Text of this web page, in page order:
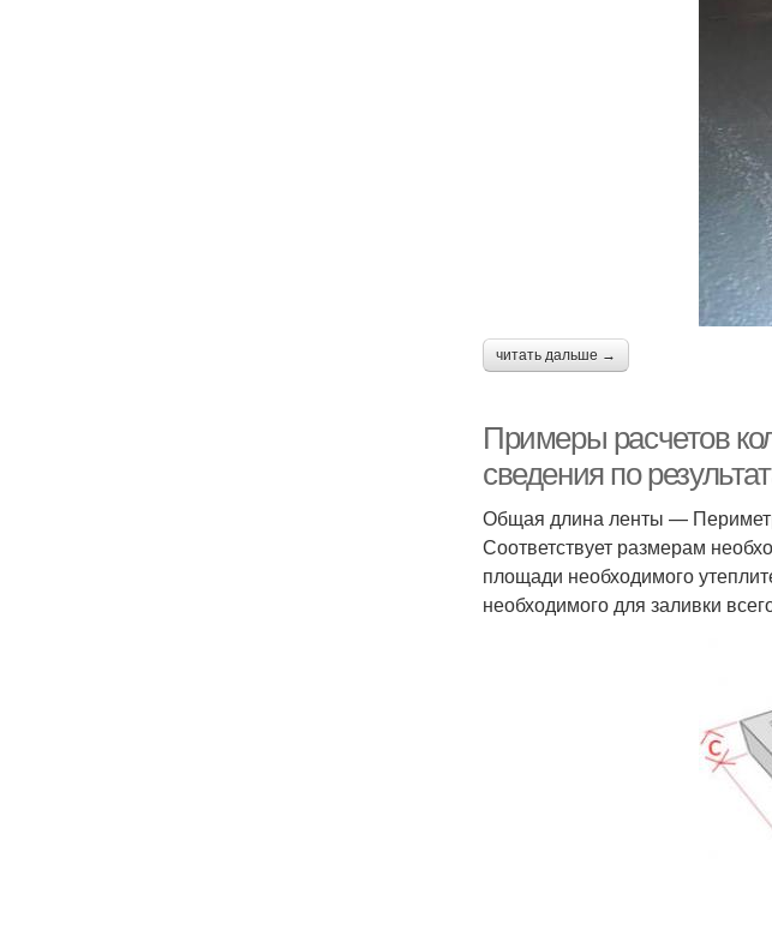
читать дальше →
Примеры расчетов
сведения по
Общая длина ленты —
Соответствует размерам
площади необходимого
необходимого для заливки